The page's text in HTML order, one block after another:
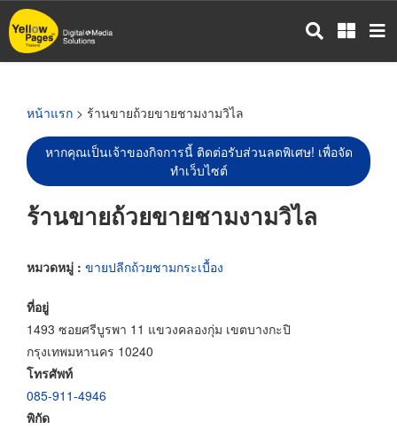
ข้าม
ไป
หน้าแรก > ร้านขายถ้วยขายชามงามวิไล
หากคุณเป็นเจ้าของกิจการนี้ ติดต่อรับส่วนลดพิเศษ! เพื่อจัด
ทำเว็บไซต์
ร้านขายถ้วยขายชามงามวิไล
หมวดหมู่ : ขายปลีกถ้วยชามกระเบื้อง
ที่อยู่
1493 ซอยศรีบูรพา 11 แขวงคลองกุ่ม เขตบางกะปิ
กรุงเทพมหานคร 10240
โทรศัพท์
085-911-4946
พิกัด